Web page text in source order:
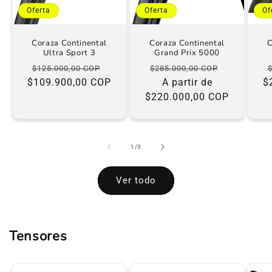
Oferta
Coraza Continental
Ultra Sport 3
Precio
habitual
$125.000,00 COP
de
$109.900,00 COP
Oferta
Coraza Continental
Grand Prix 5000
Precio
habitual
$285.000,00 COP
oferta
A partir de
$220.000,00 COP
1 /de
3
Ver todo
Tensores